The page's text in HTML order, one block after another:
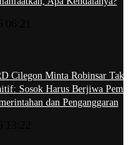
Cilegon Minta Robinsar Tak
Sosok Harus Berjiwa
dan Penganggaran